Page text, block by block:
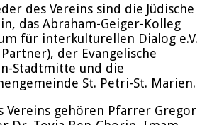
des Vereins sind die Jüdische
das Abraham-Geiger-Kolleg
für interkulturellen Dialog e.V.
der Evangelische
Stadtmitte und die
St. Petri-St. Marien.
Vereins gehören Pfarrer Gregor